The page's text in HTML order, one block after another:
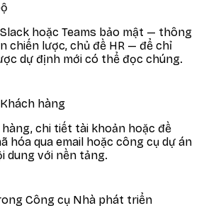
hoặc Teams bảo mật — thông
chiến lược, chủ đề HR — để chỉ
dự định mới có thể đọc chúng.
hàng
hàng, chi tiết tài khoản hoặc đề
hóa qua email hoặc công cụ dự án
dung với nền tảng.
Công cụ Nhà phát triển